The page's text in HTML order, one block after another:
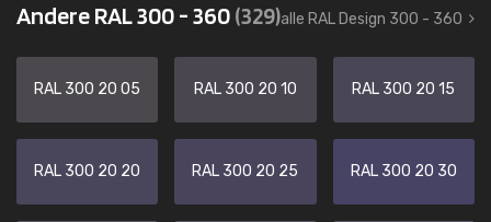
Andere RAL 300 - 360(329)alle RAL Design 300 - 360
RAL 300 20 05 RAL 300 20 10 RAL 300 20 15
RAL 300 20 20 RAL 300 20 25 RAL 300 20 30